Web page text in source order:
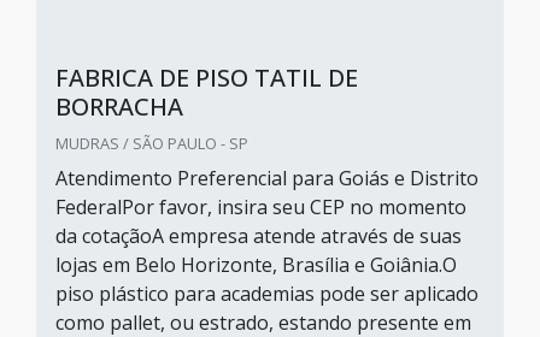
FABRICA DE PISO TATIL DE
BORRACHA
MUDRAS / SÃO PAULO - SP
Atendimento Preferencial para Goiás e Distrito
FederalPor favor, insira seu CEP no momento
da cotaçãoA empresa atende através de suas
lojas em Belo Horizonte, Brasília e Goiânia.O
piso plástico para academias pode ser aplicado
como pallet, ou estrado, estando presente em